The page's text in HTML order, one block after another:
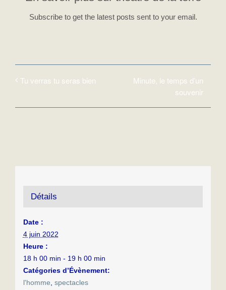
Subscribe to get the latest posts sent to your email.
Tu verras tu seras bien
Minute, le temps d’un
souvenir
Détails
Date :
4 juin 2022
Heure :
18 h 00 min - 19 h 00 min
Catégories d’Évènement:
l'homme, spectacles